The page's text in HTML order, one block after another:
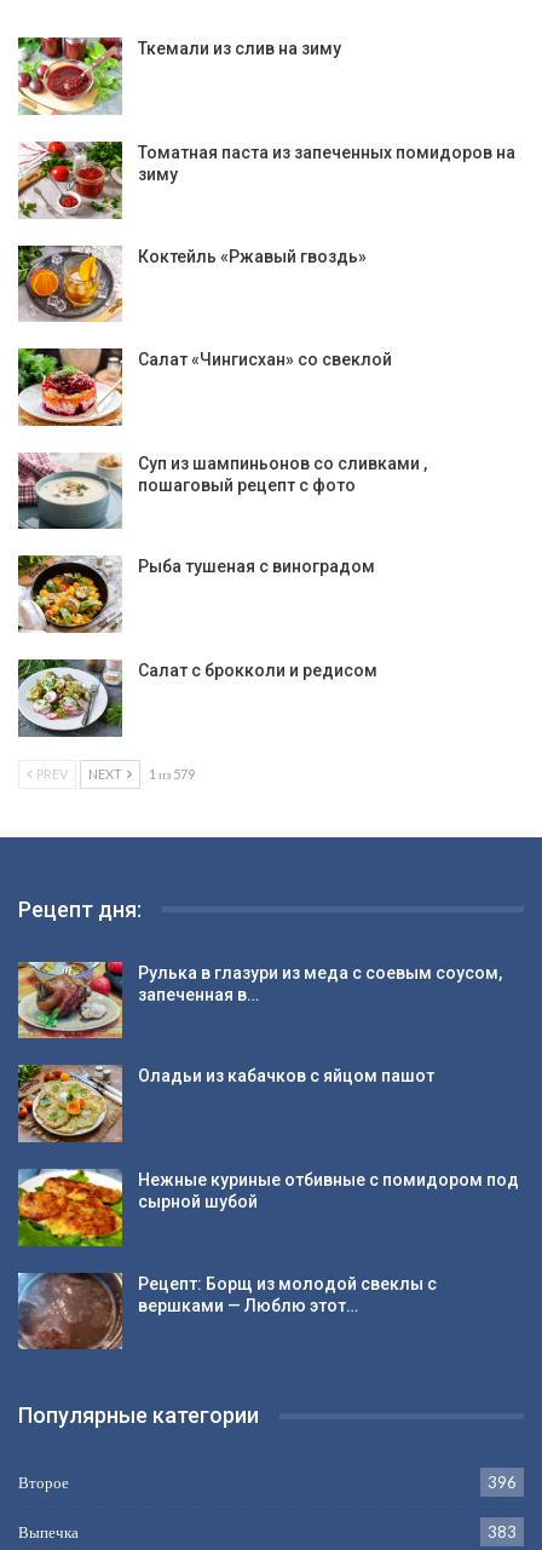
Ткемали из слив на зиму
Томатная паста из запеченных помидоров на
зиму
Коктейль «Ржавый гвоздь»
Салат «Чингисхан» со свеклой
Суп из шампиньонов со сливками ,
пошаговый рецепт с фото
Рыба тушеная с виноградом
Салат с брокколи и редисом
PREV NEXT 1 из 579
Рецепт дня:
Рулька в глазури из меда с соевым соусом,
запеченная в…
Оладьи из кабачков с яйцом пашот
Нежные куриные отбивные с помидором под
сырной шубой
Рецепт: Борщ из молодой свеклы с
вершками — Люблю этот…
Популярные категории
Второе 396
Выпечка 383